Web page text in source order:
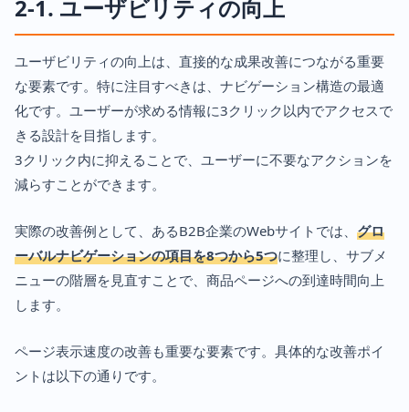
2-1. ユーザビリティの向上
ユーザビリティの向上は、直接的な成果改善につながる重要
な要素です。特に注目すべきは、ナビゲーション構造の最適
化です。ユーザーが求める情報に3クリック以内でアクセスで
きる設計を目指します。
3クリック内に抑えることで、ユーザーに不要なアクションを
減らすことができます。
実際の改善例として、あるB2B企業のWebサイトでは、 グロ
ーバルナビゲーションの項目を8つから5つに整理し、サブメ
ニューの階層を見直すことで、商品ページへの到達時間向上
します。
ページ表示速度の改善も重要な要素です。具体的な改善ポイ
ントは以下の通りです。